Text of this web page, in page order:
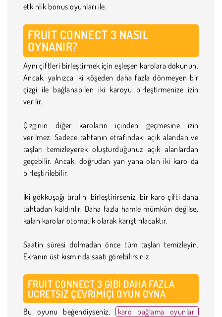
etkinlik bonus oyunları ile.
FRUIT CONNECT 3 NASIL
OYNANIR?
Aynı çiftleri birleştirmek için eşleşen karolara dokunun.
Ancak, yalnızca iki köşeden daha fazla dönmeyen bir
çizgi ile bağlanabilen iki karoyu birleştirmenize izin
verilir.
Çizginin diğer karoların içinden geçmesine izin
verilmez. Sadece tahtanın etrafındaki açık alandan ve
taşları temizleyerek oluşturduğunuz açık alanlardan
geçebilir. Ancak, doğrudan yan yana olan iki karo da
birleştirilebilir.
İki gökkuşağı tırtılını birleştirirseniz, bir karo çifti daha
tahtadan kaldırılır. Daha fazla hamle mümkün değilse,
kalan karolar otomatik olarak karıştırılacaktır.
Saatin süresi dolmadan önce tüm taşları temizleyin.
Ekranın üst kısmında saati görebilirsiniz.
FRUIT CONNECT 3 GIBI DAHA FAZLA
ÜCRETSIZ ÇEVRIMIÇI OYUN OYNA
Bu oyunu beğendiyseniz,
karo bağlama oyunları